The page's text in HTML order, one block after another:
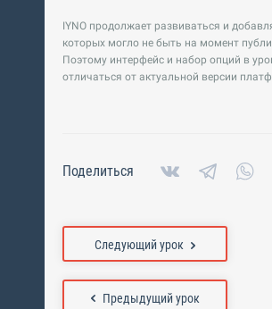
IYNO продолжает развиваться и
которых могло не быть на момент
Поэтому интерфейс и набор опций в
отличаться от актуальной версии
Поделиться
Предыдущий урок
Следующий урок